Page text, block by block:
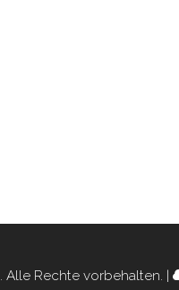
. Alle Rechte vorbehalten. |